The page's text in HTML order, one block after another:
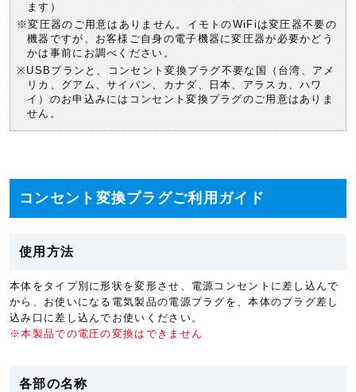
ます）
※変圧器のご用意はありません。イモトのWiFiは変圧器不要の
機器ですが、お客様ご自身の電子機器に変圧器が必要かどう
かは事前にお調べください。
※USBプランと、コンセント変換プラグ不要な国（台湾、アメ
リカ、グアム、サイパン、カナダ、日本、アラスカ、ハワ
イ）のお申込みにはコンセント変換プラグのご用意はありま
せん。
コンセント変換プラグご利用ガイド
使用方法
本体をタイプ別に形状を変形させ、電源コンセントに差し込んで
から、お使いになる電気製品の電源プラグを、本体のプラグ差し
込み口に差し込んでお使いください。
※本製品での電圧の変換はできません
各部の名称